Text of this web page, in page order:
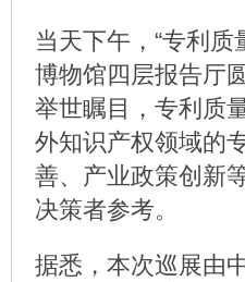
当天下午，“专利
博物馆四层报告厅
举世瞩目，专利质
外知识产权领域的
善、产业政策创新
决策者参考。
据悉，本次巡展由